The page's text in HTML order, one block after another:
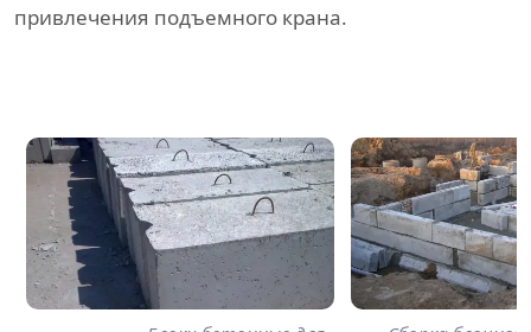
привлечения подъемного крана.